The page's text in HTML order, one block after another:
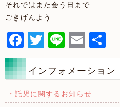
それではまた会う日まで
ごきげんよう
Facebook
Twitter
LineEmail
インフォメーション
・託児に関するお知らせ